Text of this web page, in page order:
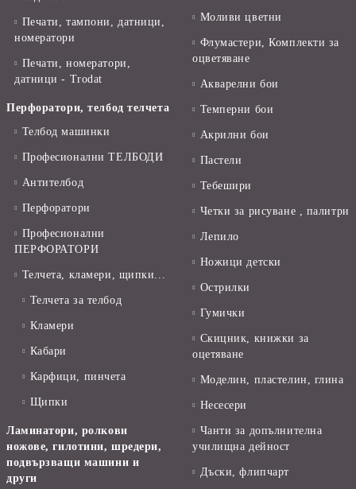
Печати, тампони, датници,
номератори
Печати, номератори,
датници - Trodat
Перфоратори, телбод телчета
Телбод машинки
Професионални ТЕЛБОДИ
Антителбод
Перфоратори
Професионални
ПЕРФОРАТОРИ
Телчета, кламери, щипки...
Телчета за телбод
Кламери
Кабари
Карфици, пинчета
Щипки
Ламинатори, ролкови
ножове, гилотини, шредери,
подвързващи машини и
други
Моливи цветни
Флумастери, Комплекти за
оцветяване
Акварелни бои
Темперни бои
Акрилни бои
Пастели
Тебешири
Четки за рисуване , палитри
Лепило
Ножици детски
Острилки
Гумички
Скицник, книжки за
оцетяване
Моделин, пластелин, глина
Несесери
Чанти за допълнителна
училищна дейност
Дъски, флипчарт